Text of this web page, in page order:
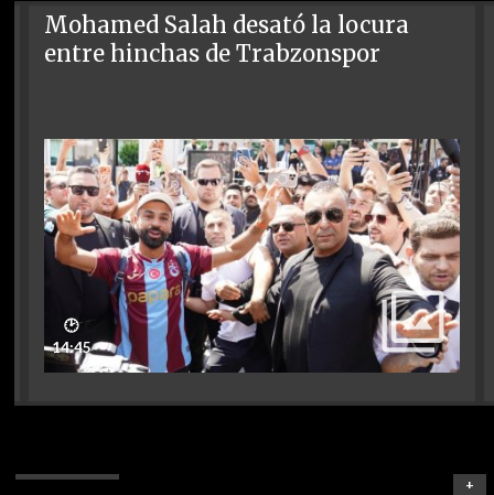
Mohamed Salah desató la locura
entre hinchas de Trabzonspor
🕑
14:45
+